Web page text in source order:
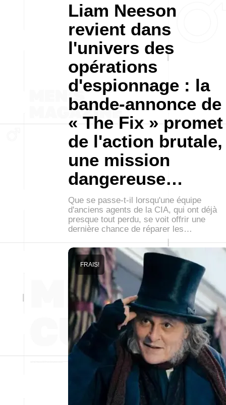
Liam Neeson
revient dans
l'univers des
opérations
d'espionnage : la
bande-annonce de
« The Fix » promet
de l'action brutale,
une mission
dangereuse…
Que se passe-t-il lorsqu'une équipe
d'anciens agents de la CIA, qui ont déjà
presque tout perdu, se voit offrir une
dernière chance de réparer les…
FRAIS!